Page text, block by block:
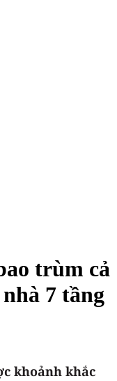
trùm cả
7 tầng
khoảnh khắc